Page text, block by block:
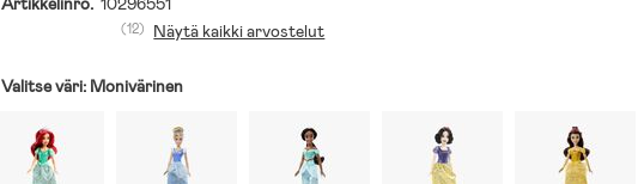
(12) Näytä kaikki arvostelut
Valitse väri: Monivärinen